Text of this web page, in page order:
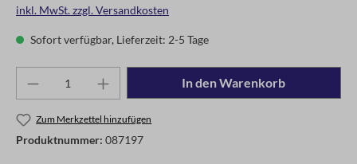
inkl. MwSt. zzgl. Versandkosten
Sofort verfügbar, Lieferzeit: 2-5 Tage
In den Warenkorb
Zum Merkzettel hinzufügen
Produktnummer: 087197